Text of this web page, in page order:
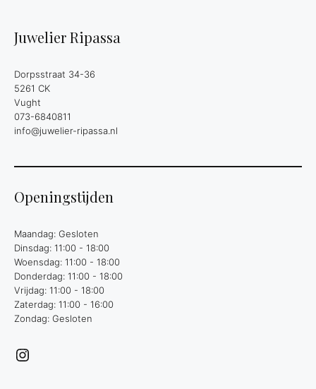
Juwelier Ripassa
Dorpsstraat 34-36
5261 CK
Vught
073-6840811
info@juwelier-ripassa.nl
Openingstijden
Maandag: Gesloten
Dinsdag: 11:00 - 18:00
Woensdag: 11:00 - 18:00
Donderdag: 11:00 - 18:00
Vrijdag: 11:00 - 18:00
Zaterdag: 11:00 - 16:00
Zondag: Gesloten
Instagram